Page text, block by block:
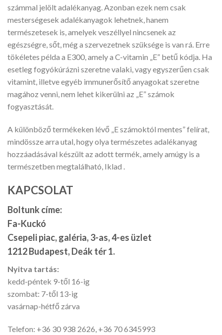
számmal jelölt adalékanyag. Azonban ezek nem csak
mesterségesek adalékanyagok lehetnek, hanem
természetesek is, amelyek veszéllyel nincsenek az
egészségre, sőt, még a szervezetnek szüksége is van rá. Erre
tökéletes példa a E300, amely a C-vitamin „E” betű kódja. Ha
esetleg fogyókúrázni szeretne valaki, vagy egyszerűen csak
vitamint, illetve egyéb immunerősítő anyagokat szeretne
magához venni, nem lehet kikerülni az „E” számok
fogyasztását.
A különböző termékeken lévő „E számoktól mentes” felírat,
mindössze arra utal, hogy olya természetes adalékanyag
hozzáadásával készült az adott termék, amely amúgy is a
természetben megtalálható, Iklad .
KAPCSOLAT
Boltunk címe:
Fa-Kuckó
Csepeli piac, galéria, 3-as, 4-es üzlet
1212 Budapest, Deák tér 1.
Nyitva tartás:
kedd-péntek 9-től 16-ig
szombat: 7-től 13-ig
vasárnap-hétfő zárva
Telefon: +36 30 938 2626, +36 70 6345993